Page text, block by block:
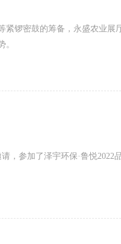
锣密鼓的筹备，永盛农业展
。
，参加了泽宇环保·鲁悦2022